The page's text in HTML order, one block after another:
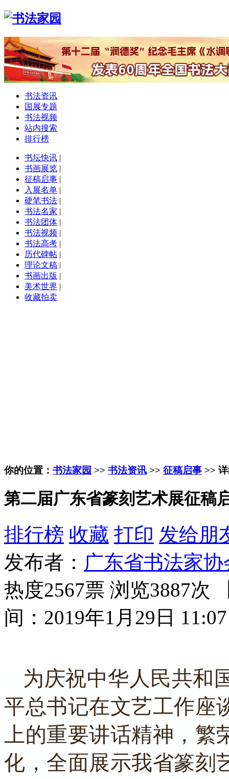
书法资讯
国展专题
书法视频
站内搜索
排行榜
书坛快讯 |
书画展览 |
征稿启事 |
入展名单 |
硬笔书法 |
书法名家 |
书法团体 |
书法视频 |
书法高考 |
历代碑帖 |
理论文稿 |
书画出版 |
美术世界 |
收藏拍卖
你的位置： 书法家园 >> 书法资讯 >> 征稿启事 >>
第二届广东省篆刻艺术展征稿
排行榜 收藏 打印 发给朋
发布者： 广东省书法家协
热度2567票 浏览3887次
间：2019年1月29日 11:07
为庆祝中华人民共和
平总书记在文艺工作座
上的重要讲话精神，繁
化，全面展示我省篆刻